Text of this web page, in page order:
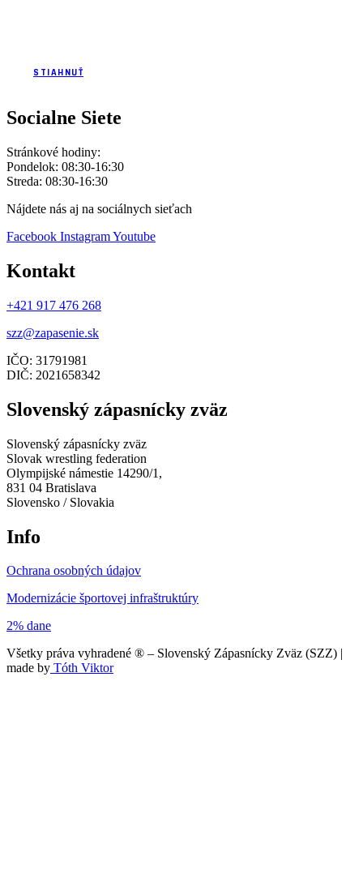
STIAHNUŤ
Socialne Siete
Stránkové hodiny:
Pondelok: 08:30-16:30
Streda: 08:30-16:30
Nájdete nás aj na sociálnych sieťach
Facebook InstagramYoutube
Kontakt
+421 917 476 268
szz@zapasenie.sk
IČO: 31791981
DIČ: 2021658342
Slovenský zápasnícky zväz
Slovenský zápasnícky zväz
Slovak wrestling federation
Olympijské námestie 14290/1,
831 04 Bratislava
Slovensko / Slovakia
Info
Ochrana osobných údajov
Modernizácie športovej infraštruktúry
2% dane
Všetky práva vyhradené ® – Slovenský Zápasnícky Zväz (SZZ) |
made by Tóth Viktor